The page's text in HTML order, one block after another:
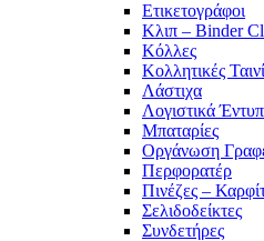
Ετικετογράφοι
Κλιπ – Binder
Κόλλες
Κολλητικές
Λάστιχα
Λογιστικά
Μπαταρίες
Οργάνωση
Περφορατέρ
Πινέζες –
Σελιδοδείκτες
Συνδετήρες